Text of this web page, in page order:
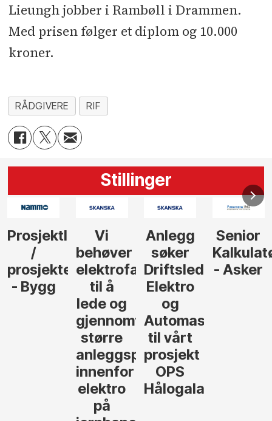
Lieungh jobber i Rambøll i Drammen.
Med prisen følger et diplom og 10.000
kroner.
RÅDGIVERE RIF
Stillinger
Anlegg
søker
Driftsleder
Elektro
Automasjon
Hålogalandsvegen
Senior
Kalkulatør
- Asker
Senior
Tilbudsleder
Anlegg
- Oslo